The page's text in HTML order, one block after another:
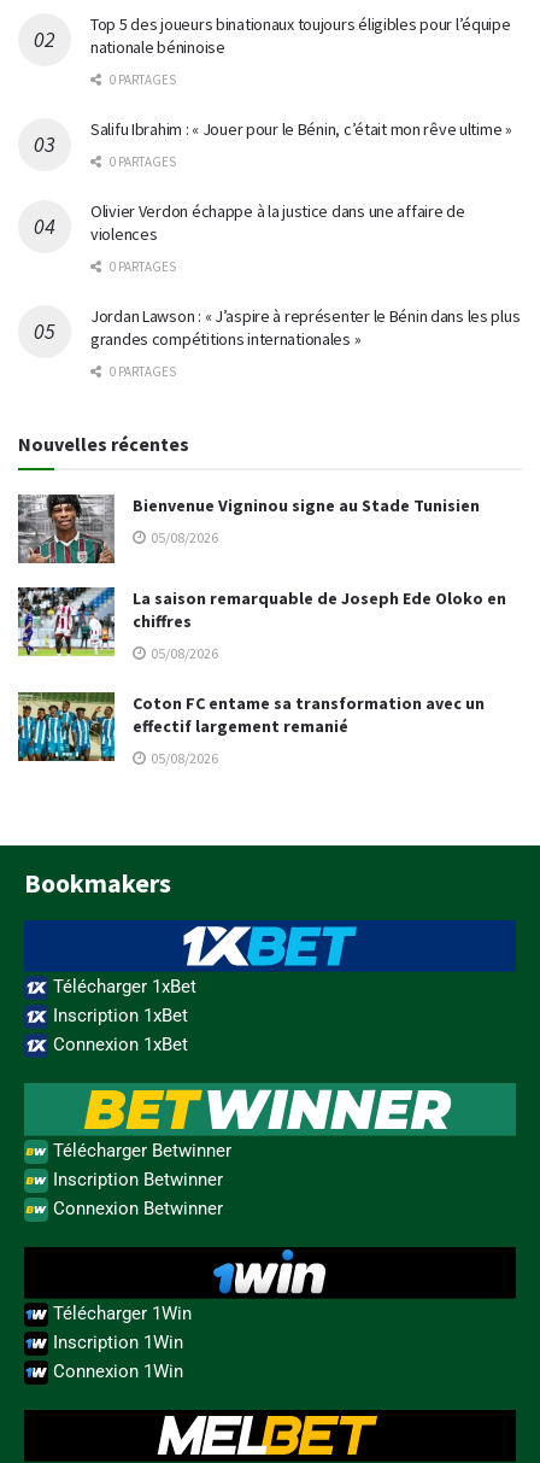
Top 5 des joueurs binationaux toujours éligibles pour l’équipe
nationale béninoise
0 PARTAGES
Salifu Ibrahim : « Jouer pour le Bénin, c’était mon rêve ultime »
0 PARTAGES
Olivier Verdon échappe à la justice dans une affaire de
violences
0 PARTAGES
Jordan Lawson : « J’aspire à représenter le Bénin dans les plus
grandes compétitions internationales »
0 PARTAGES
Nouvelles récentes
Bienvenue Vigninou signe au Stade Tunisien
05/08/2026
La saison remarquable de Joseph Ede Oloko en
chiffres
05/08/2026
Coton FC entame sa transformation avec un
effectif largement remanié
05/08/2026
Bookmakers
Télécharger 1xBet
Inscription 1xBet
Connexion 1xBet
Télécharger Betwinner
Inscription Betwinner
Connexion Betwinner
Télécharger 1Win
Inscription 1Win
Connexion 1Win